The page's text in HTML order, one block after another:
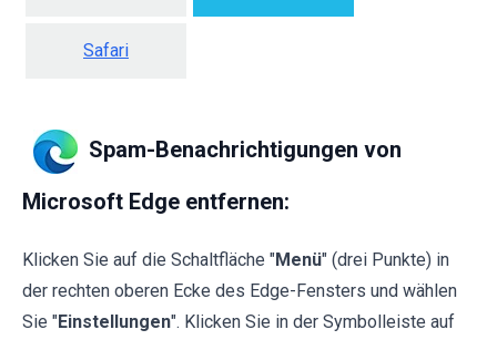
Safari
Spam-Benachrichtigungen von
Microsoft Edge entfernen:
Klicken Sie auf die Schaltfläche "Menü" (drei Punkte) in
der rechten oberen Ecke des Edge-Fensters und wählen
Sie "Einstellungen". Klicken Sie in der Symbolleiste auf